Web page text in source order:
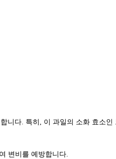
니다. 특히, 이 과일의 소화 효소
변비를 예방합니다.